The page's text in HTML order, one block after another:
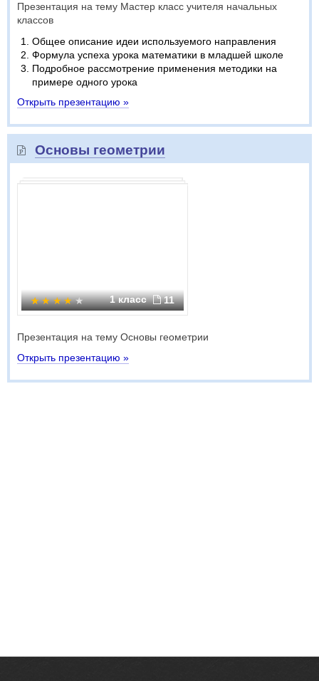
Презентация на тему Мастер класс учителя начальных
классов
Общее описание идеи используемого направления
Формула успеха урока математики в младшей школе
Подробное рассмотрение применения методики на
примере одного урока
Открыть презентацию »
Основы геометрии
1 класс 11
Презентация на тему Основы геометрии
Открыть презентацию »